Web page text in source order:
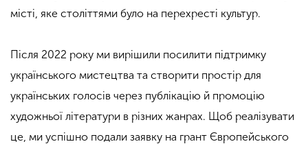
місті, яке століттями було на перехресті культур.
Після 2022 року ми вирішили посилити підтримку
українського мистецтва та створити простір для
українських голосів через публікацію й промоцію
художньої літератури в різних жанрах. Щоб реалізувати
це, ми успішно подали заявку на грант Європейського